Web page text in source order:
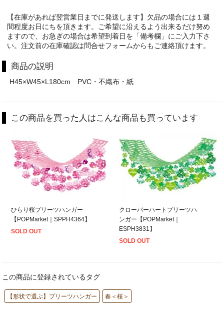
【在庫があれば翌営業日までに発送します】欠品の場合には１週
間程度お日にちを頂きます。ご希望に沿えるよう出来るだけ努め
ますので、お急ぎの場合は希望到着日を「備考欄」にご入力下さ
い。注文前の在庫確認は問合せフォームからもご連絡頂けます。
商品の説明
H45×W45×L180cm PVC・不織布・紙
この商品を買った人はこんな商品も買っています
ひらり桜プリーツハンガー
【POPMarket｜SPPH4364】
SOLD OUT
クローバーハートプリーツハ
ンガー【POPMarket｜
ESPH3831】
SOLD OUT
この商品に登録されているタグ
【形状で選ぶ】プリーツハンガー 春＜桜＞